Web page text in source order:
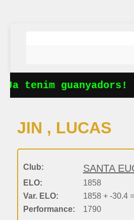
tenim guanyadors!
JIN , LUCAS
Club: SANTA
ELO:
1858
Var. ELO:
1858 + -30.4
Performance:
1790